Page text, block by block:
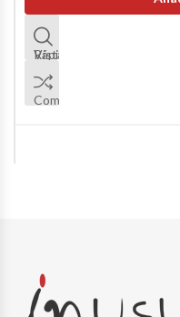
Vista Rápida
Comparar